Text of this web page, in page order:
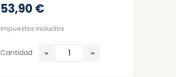
53,90 €
Impuestos incluidos
Cantidad